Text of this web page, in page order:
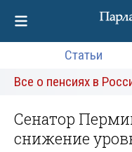
Статьи
Все о пенсиях в
Сенатор
снижение